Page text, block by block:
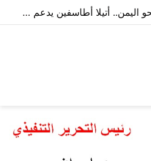
البوصلة التركية تتجه نحو اليمن.. أتيلا أطاسفين يدعم مسارات الشراكة الاقتصادية والاستثمارية